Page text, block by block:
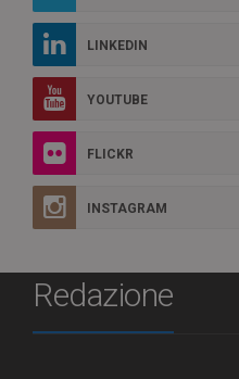
LINKEDIN
YOUTUBE
FLICKR
INSTAGRAM
Redazione